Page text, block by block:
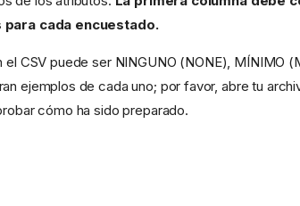
cada encuestado.
CSV puede ser NINGUNO (NONE), MÍNIMO
ejemplos de cada uno; por favor, abre tu
cómo ha sido preparado.